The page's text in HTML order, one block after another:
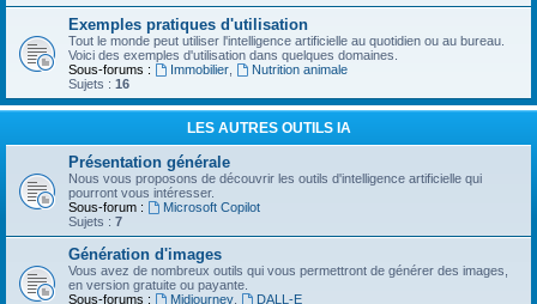
Exemples pratiques d'utilisation
Tout le monde peut utiliser l'intelligence artificielle au quotidien ou au bureau.
Voici des exemples d'utilisation dans quelques domaines.
Sous-forums :
Immobilier,
Nutrition animale
Sujets : 16
LES AUTRES OUTILS IA
Présentation générale
Nous vous proposons de découvrir les outils d'intelligence artificielle qui
pourront vous intéresser.
Sous-forum :
Microsoft Copilot
Sujets : 7
Génération d'images
Vous avez de nombreux outils qui vous permettront de générer des images,
en version gratuite ou payante.
Sous-forums :
Midjourney,
DALL-E